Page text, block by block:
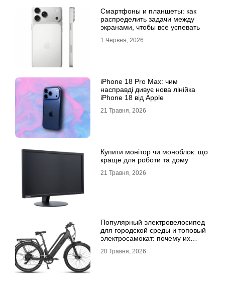
Смартфоны и планшеты: как
распределить задачи между
экранами, чтобы все успевать
1 Червня, 2026
iPhone 18 Pro Max: чим
насправді дивує нова лінійка
iPhone 18 від Apple
21 Травня, 2026
Купити монітор чи моноблок: що
краще для роботи та дому
21 Травня, 2026
Популярный электровелосипед
для городской среды и топовый
электросамокат: почему их
20 Травня, 2026